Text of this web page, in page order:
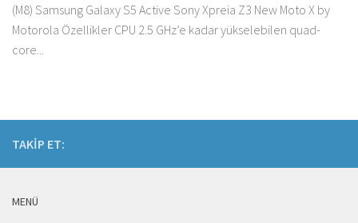
(M8) Samsung Galaxy S5 Active Sony Xpreia Z3 New Moto X by
Motorola Özellikler CPU 2.5 GHz’e kadar yükselebilen quad-
core...
TAKIP ET:
MENÜ